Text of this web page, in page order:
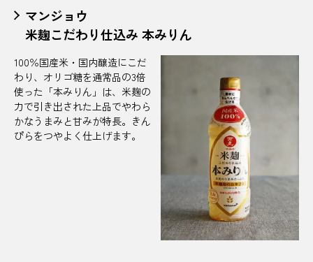
マンジョウ
米麹こだわり仕込み 本みりん
100％国産米・国内醸造にこだ
わり、オリゴ糖を通常品の3倍
使った「本みりん」は、米麹の
力で引き出された上品でやわら
かなうまみと甘みが特長。きん
ぴらをつやよく仕上げます。